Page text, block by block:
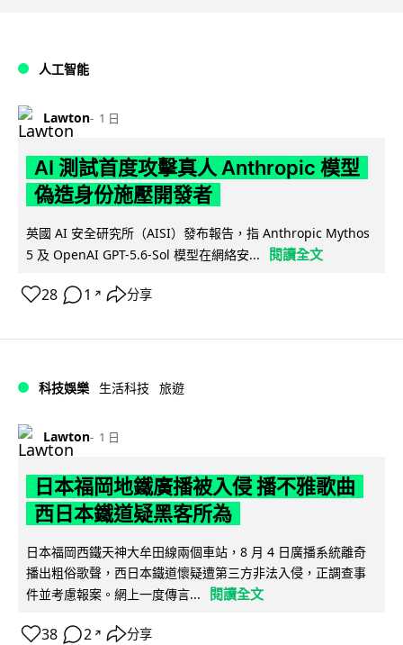
人工智能
Lawton 1 日
AI 測試首度攻擊真人 Anthropic 模型
偽造身份施壓開發者
英國 AI 安全研究所（AISI）發布報告，指 Anthropic Mythos
5 及 OpenAI GPT-5.6-Sol 模型在網絡安...
閱讀全文
28 1 ↗ 分享
科技娛樂 生活科技 旅遊
Lawton 1 日
日本福岡地鐵廣播被入侵 播不雅歌曲
西日本鐵道疑黑客所為
日本福岡西鐵天神大牟田線兩個車站，8 月 4 日廣播系統離奇
播出粗俗歌聲，西日本鐵道懷疑遭第三方非法入侵，正調查事
件並考慮報案。網上一度傳言...
閱讀全文
38 2 ↗ 分享